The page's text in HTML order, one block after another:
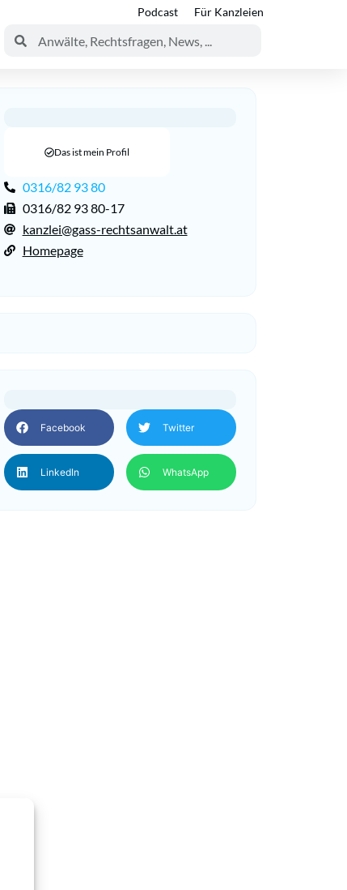
Podcast Für Kanzleien
Das ist mein Profil
0316/82 93 80
0316/82 93 80-17
kanzlei@gass-rechtsanwalt.at
Homepage
Facebook Twitter
LinkedIn WhatsApp